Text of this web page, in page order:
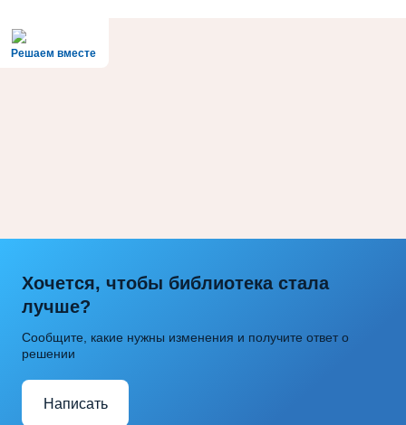
Решаем вместе
Хочется, чтобы библиотека стала
лучше?
Сообщите, какие нужны изменения и получите ответ о
решении
Написать